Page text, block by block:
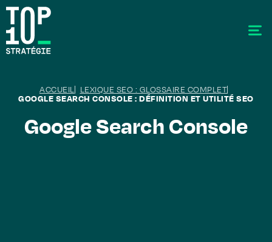
ACCUEIL
LEXIQUE SEO : GLOSSAIRE COMPLET
GOOGLE SEARCH CONSOLE : DÉFINITION ET UTILITÉ SEO
Google Search Console